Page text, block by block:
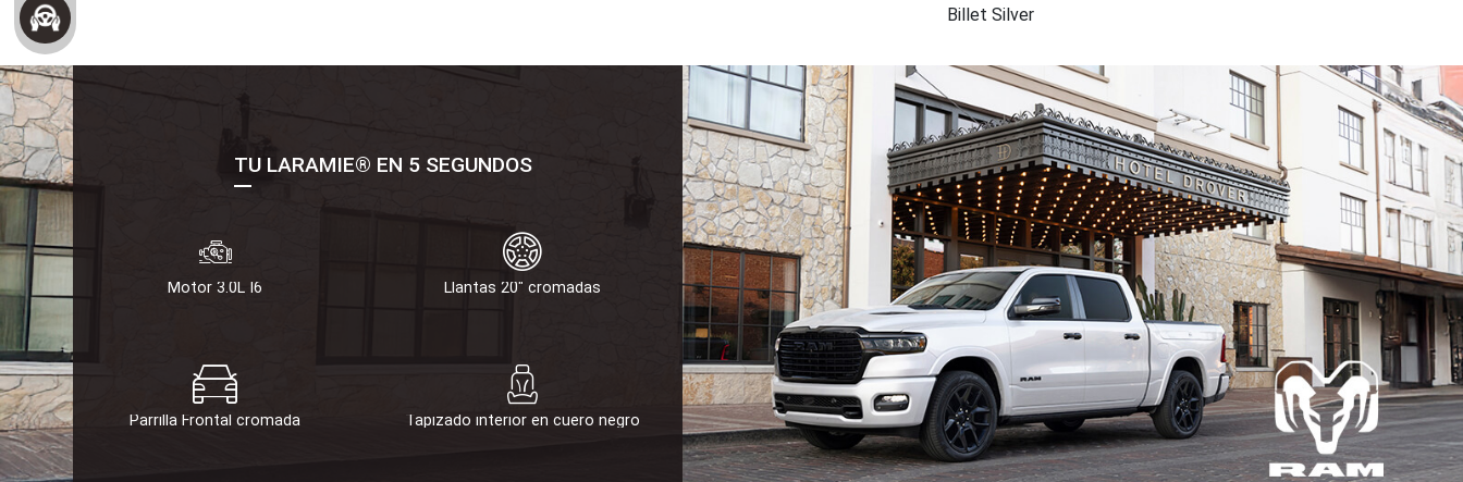
Billet Silver
TU LARAMIE® EN 5 SEGUNDOS
Motor 3.0L I6 Llantas 20" cromadas
Parrilla Frontal cromada Tapizado interior en cuero negro